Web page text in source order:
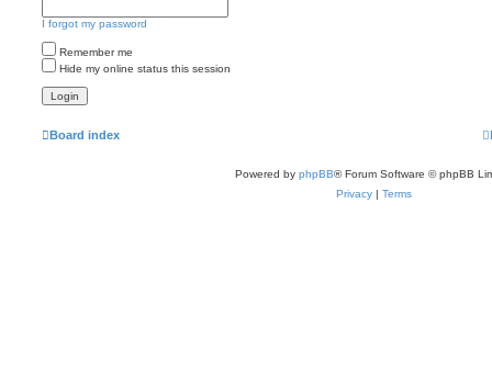
I forgot my password
Remember me
Hide my online status this session
Board index
Powered by phpBB® Forum Software © phpBB
Privacy | Terms